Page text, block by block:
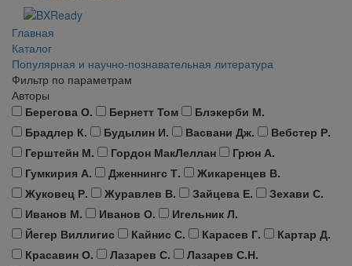
Главная
Каталог
Популярная и научно-познавательная литература
Фильтр по параметрам
Авторы
Берегова О.
Бернетт Том
Блэкерби М.
Брадлер К.
Будылин И. Васвани Дж.
Вебстер Р.
Герштейн М.
Гордон МакЛеллан
Грюн А.
Гумкирия А.
Дженнингс Т.
Жикаренцев В.
Жуковец Р.
Журавлев В. Зайцева Е.
Зехави С.
Иванов М.
Иванов О.
Игельник Л.
Йегер Виллигис
Кайнис С. Карасев Г.
Картар Д.
Красавин О.
Лазарев С.
Лазарев С.Н.